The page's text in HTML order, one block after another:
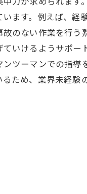
ます。例えば、経
のない作業を行う
いけるようサポー
ツーマンでの指導
ため、業界未経験